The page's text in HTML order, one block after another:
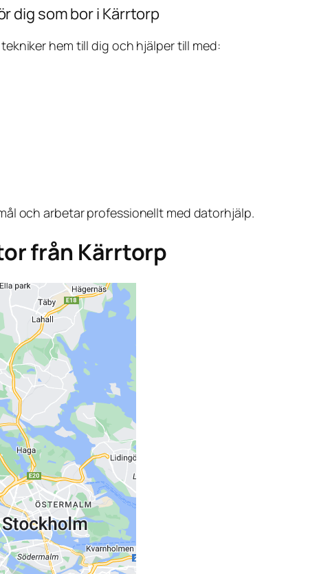
dig som bor i Kärrtorp
hem till dig och hjälper till med:
och arbetar professionellt med datorhjälp.
från Kärrtorp